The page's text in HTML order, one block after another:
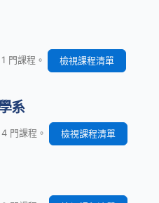
門課程。 檢視課程清單
系
門課程。 檢視課程清單